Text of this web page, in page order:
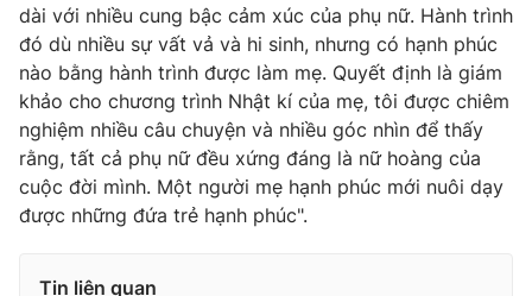
dài với nhiều cung bậc cảm xúc của phụ nữ. Hành trình
đó dù nhiều sự vất vả và hi sinh, nhưng có hạnh phúc
nào bằng hành trình được làm mẹ. Quyết định là giám
khảo cho chương trình Nhật kí của mẹ, tôi được chiêm
nghiệm nhiều câu chuyện và nhiều góc nhìn để thấy
rằng, tất cả phụ nữ đều xứng đáng là nữ hoàng của
cuộc đời mình. Một người mẹ hạnh phúc mới nuôi dạy
được những đứa trẻ hạnh phúc".
Tin liên quan